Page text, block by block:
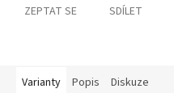
ZEPTAT SE SDÍLET
Varianty Popis Diskuze